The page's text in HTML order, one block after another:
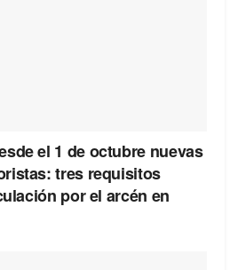
el 1 de octubre nuevas
tres requisitos
por el arcén en